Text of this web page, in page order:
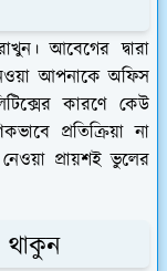
আবেগের দ্বারা
আপনাকে অফিস
কারণে কেউ
প্রতিক্রিয়া না
প্রায়শই ভুলের
থাকুন